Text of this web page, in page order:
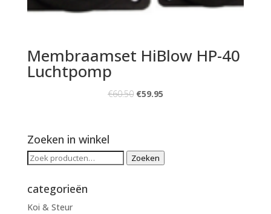
Membraamset HiBlow HP-40
Luchtpomp
€60.50 €59.95
Zoeken in winkel
Zoeken
Zoeken
categorieën
Koi & Steur